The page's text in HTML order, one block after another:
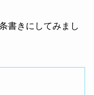
書きにしてみまし